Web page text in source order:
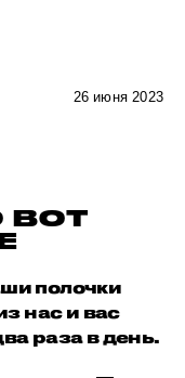
26 июня 2023
ВОТ
полочки
нас и вас
раза в день.